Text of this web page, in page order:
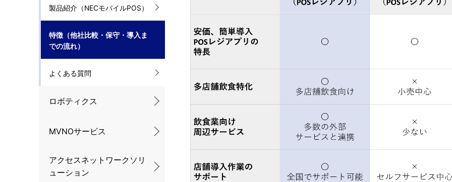
ビ
ー
ョ
ン
製品紹介（NECモバイルPOS）
特徴（他社比較・保守・導入ま
での流れ）
よくある質問
ロボティクス
MVNOサービス
アクセスネットワークソリ
ューション